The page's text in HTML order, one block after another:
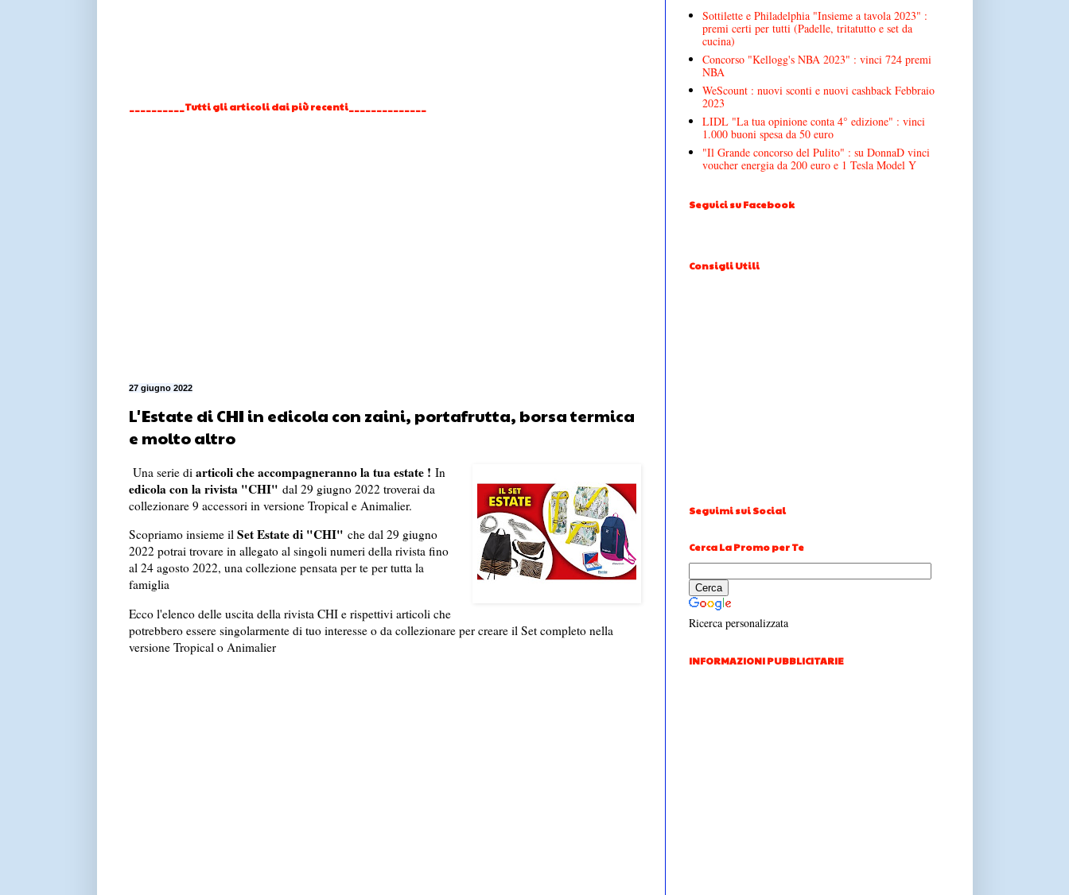
__________Tutti gli articoli dai più recenti______________
27 giugno 2022
L'Estate di CHI in edicola con zaini, portafrutta, borsa termica
e molto altro
Una serie di articoli che accompagneranno la tua estate ! In
edicola con la rivista "CHI" dal 29 giugno 2022 troverai da
collezionare 9 accessori in versione Tropical e Animalier.
Scopriamo insieme il Set Estate di "CHI" che dal 29 giugno
2022 potrai trovare in allegato al singoli numeri della rivista fino
al 24 agosto 2022, una collezione pensata per te per tutta la
famiglia
Ecco l'elenco delle uscita della rivista CHI e rispettivi articoli che
potrebbero essere singolarmente di tuo interesse o da collezionare per creare il Set completo nella
versione Tropical o Animalier
Sottilette e Philadelphia "Insieme a tavola 2023" :
premi certi per tutti (Padelle, tritatutto e set da
cucina)
Concorso "Kellogg's NBA 2023" : vinci 724 premi
NBA
WeScount : nuovi sconti e nuovi cashback Febbraio
2023
LIDL "La tua opinione conta 4° edizione" : vinci
1.000 buoni spesa da 50 euro
"Il Grande concorso del Pulito" : su DonnaD vinci
voucher energia da 200 euro e 1 Tesla Model Y
Seguici su Facebook
Consigli Utili
Seguimi sui Social
Cerca La Promo per Te
Ricerca personalizzata
INFORMAZIONI PUBBLICITARIE